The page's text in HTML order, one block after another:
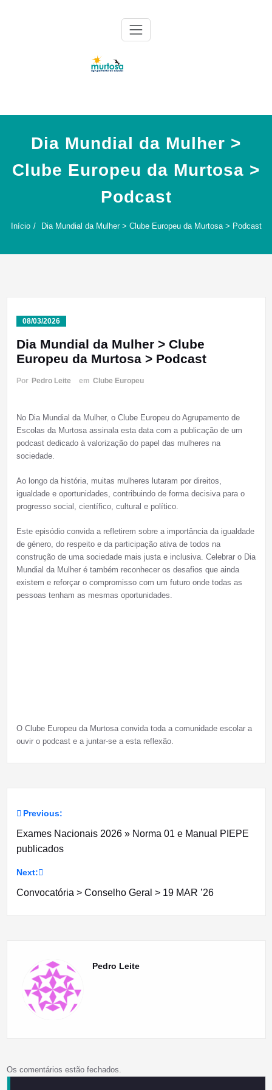
Dia Mundial da Mulher >
Clube Europeu da Murtosa >
Podcast
Início Dia Mundial da Mulher > Clube Europeu da Murtosa > Podcast
08/03/2026
Dia Mundial da Mulher > Clube
Europeu da Murtosa > Podcast
Por Pedro Leite em Clube Europeu
No Dia Mundial da Mulher, o Clube Europeu do Agrupamento de
Escolas da Murtosa assinala esta data com a publicação de um
podcast dedicado à valorização do papel das mulheres na
sociedade.
Ao longo da história, muitas mulheres lutaram por direitos,
igualdade e oportunidades, contribuindo de forma decisiva para o
progresso social, científico, cultural e político.
Este episódio convida a refletirem sobre a importância da igualdade
de género, do respeito e da participação ativa de todos na
construção de uma sociedade mais justa e inclusiva. Celebrar o Dia
Mundial da Mulher é também reconhecer os desafios que ainda
existem e reforçar o compromisso com um futuro onde todas as
pessoas tenham as mesmas oportunidades.
O Clube Europeu da Murtosa convida toda a comunidade escolar a
ouvir o podcast e a juntar-se a esta reflexão.
Navegação
de
artigos
Previous:
Exames Nacionais 2026 » Norma 01 e Manual PIEPE
publicados
Next:
Convocatória > Conselho Geral > 19 MAR ’26
Pedro Leite
Os comentários estão fechados.